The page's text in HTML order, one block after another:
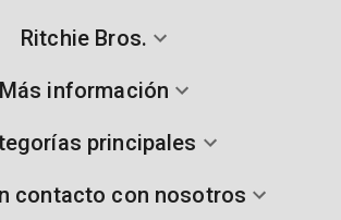
Ritchie Bros.
Más información
principales
contacto con nosotros